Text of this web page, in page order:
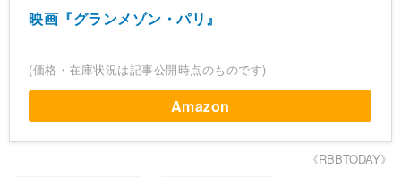
映画『グランメゾン・パリ』
(価格・在庫状況は記事公開時点のものです)
Amazon
《RBBTODAY》